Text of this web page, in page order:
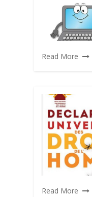
Read More
Read More